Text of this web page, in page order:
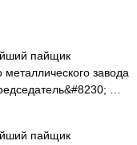
пайщик
завода
…
пайщик